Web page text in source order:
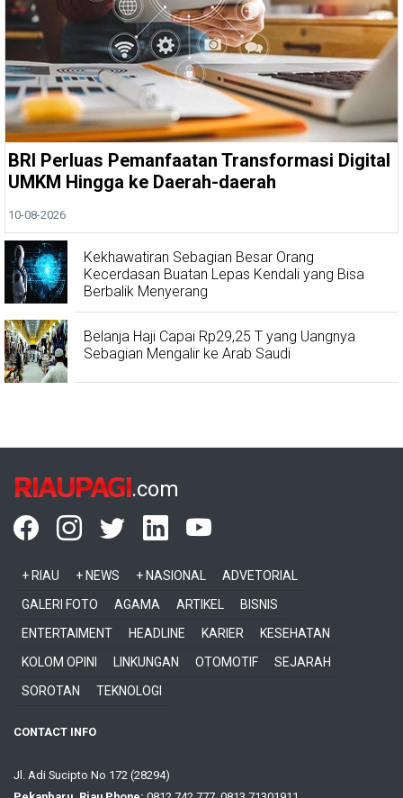
BRI Perluas Pemanfaatan Transformasi Digital
UMKM Hingga ke Daerah-daerah
10-08-2026
Kekhawatiran Sebagian Besar Orang
Kecerdasan Buatan Lepas Kendali yang Bisa
Berbalik Menyerang
Belanja Haji Capai Rp29,25 T yang Uangnya
Sebagian Mengalir ke Arab Saudi
RIAUPAGI.com
+ RIAU + NEWS + NASIONAL
ADVETORIAL
GALERI FOTO
AGAMA ARTIKEL
BISNIS
ENTERTAIMENT
HEADLINE KARIER
KESEHATAN
KOLOM OPINI
LINKUNGAN OTOMOTIF
SEJARAH
SOROTAN
TEKNOLOGI
CONTACT INFO
Jl. Adi Sucipto No 172 (28294)